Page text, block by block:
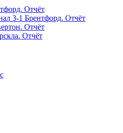
Отчёт
3-1 Брентфорд. Отчёт
Отчёт
Отчёт